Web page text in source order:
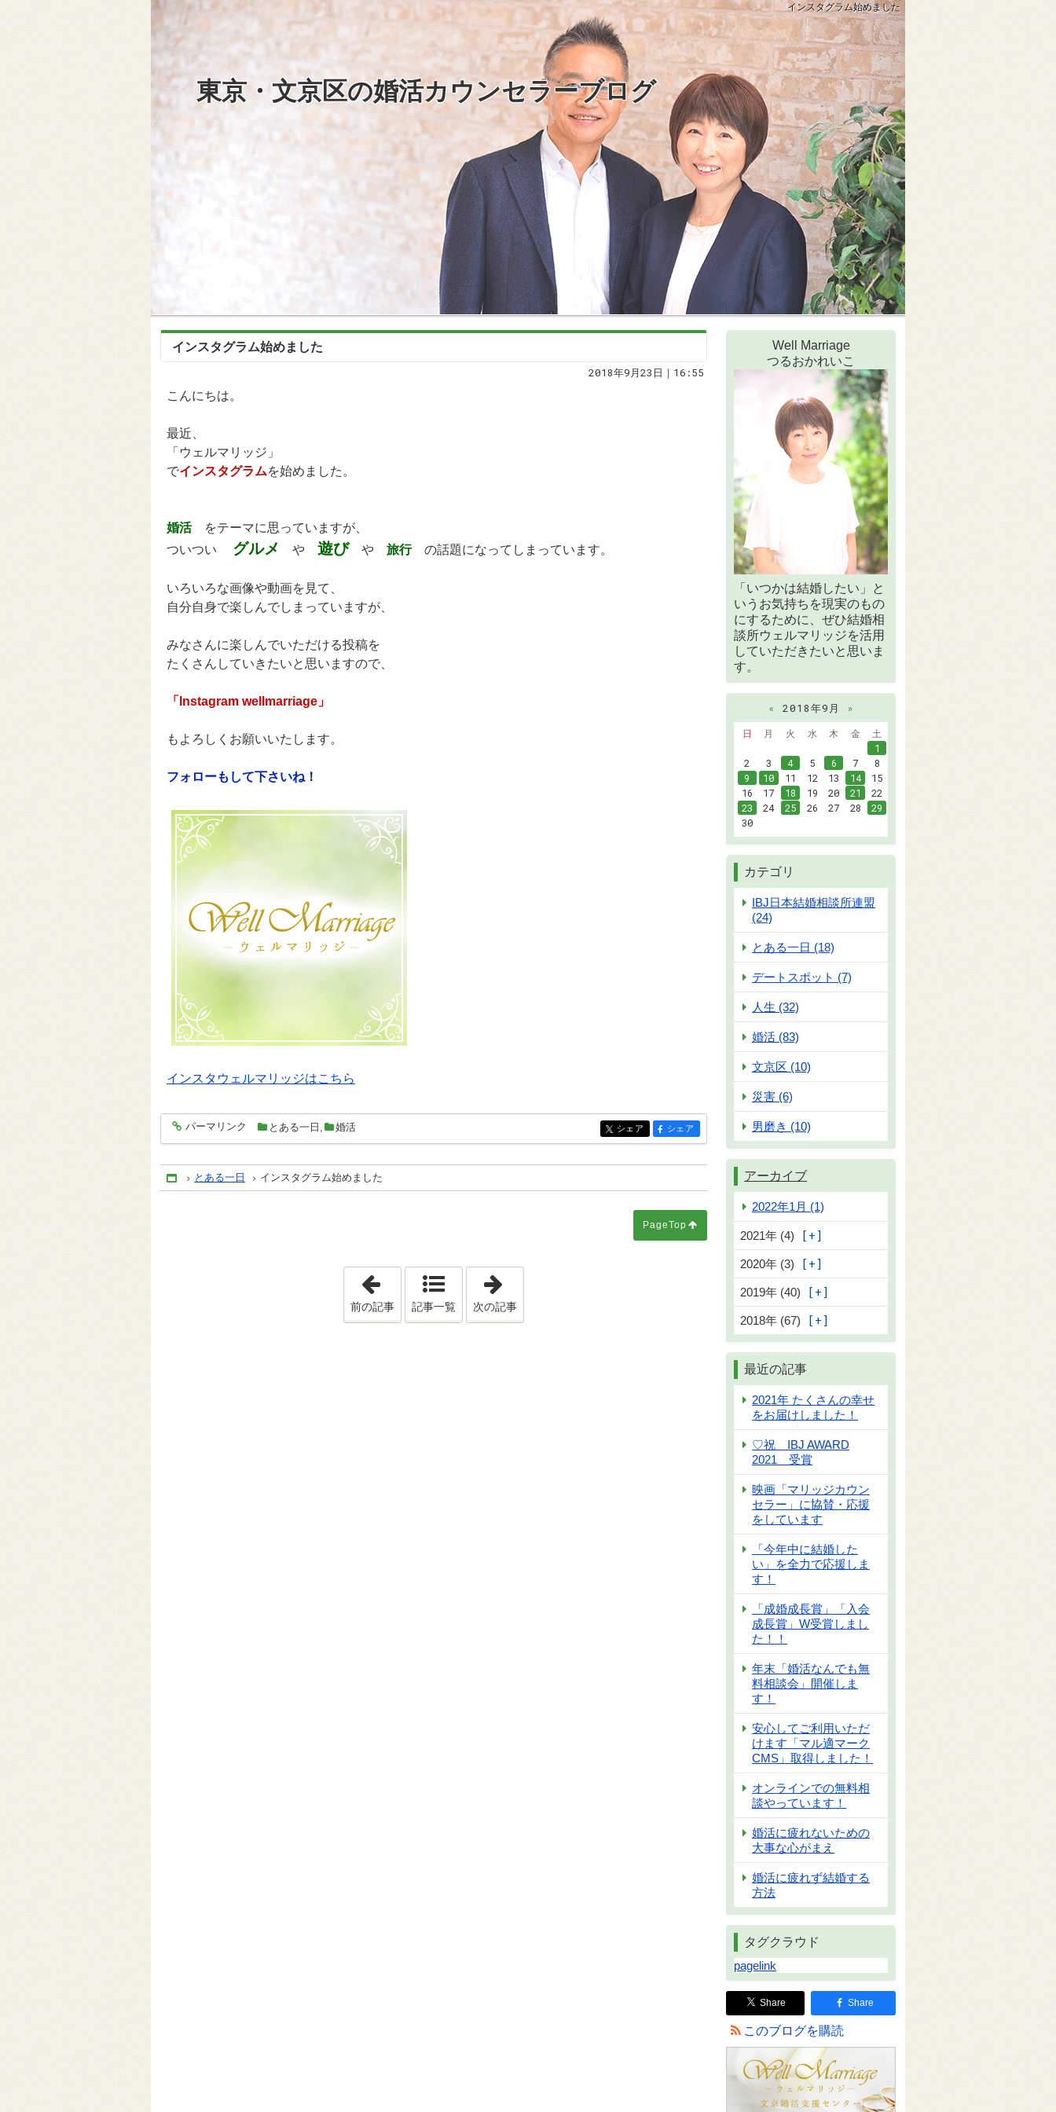
インスタグラム始めました
東京・文京区の婚活カウンセラーブログ
インスタグラム始めました
2018年9月23日｜16:55
こんにちは。
最近、
「ウェルマリッジ」
でインスタグラムを始めました。
婚活をテーマに思っていますが、
ついつい グルメ や 遊び や 旅行の話題になってしまっています。
いろいろな画像や動画を見て、
自分自身で楽しんでしまっていますが、
みなさんに楽しんでいただける投稿を
たくさんしていきたいと思いますので、
「Instagram wellmarriage」
もよろしくお願いいたします。
フォローもして下さいね！
インスタウェルマリッジはこちら
entry292
パーマリンク とある一日 婚活 entry292
シェア entry292
シェア
Home
とある一日 インスタグラム始めました
PageTop
「デートスポット文京Vol.３（秋の散策、六義園）」
前の記事 記事一覧
「結婚式を挙げた、綱町三井倶楽部に行ってきました」
次の記事
Well Marriage
つるおかれいこ
「いつかは結婚したい」と
いうお気持ちを現実のもの
にするために、ぜひ結婚相
談所ウェルマリッジを活用
していただきたいと思いま
す。
« 2018年9月
»
日
月 火 水 木 金
土
1
2
3 4 5 6 7
8
9
10 11 12 13 14
15
16
17 18 19 20 21
22
23
24 25 26 27 28
29
30
カテゴリ
IBJ日本結婚相談所連盟
(24)
とある一日 (18)
デートスポット (7)
人生 (32)
婚活 (83)
文京区 (10)
災害 (6)
男磨き (10)
アーカイブ
2022年1月 (1)
2021年 (4)
2020年 (3)
2019年 (40)
2018年 (67)
最近の記事
2021年 たくさんの幸せ
をお届けしました！
♡祝 IBJ AWARD
2021 受賞
映画「マリッジカウン
セラー」に協賛・応援
をしています
「今年中に結婚した
い」を全力で応援しま
す！
「成婚成長賞」「入会
成長賞」W受賞しまし
た！！
年末「婚活なんでも無
料相談会」開催しま
す！
安心してご利用いただ
けます「マル適マーク
CMS」取得しました！
オンラインでの無料相
談やっています！
婚活に疲れないための
大事な心がまえ
婚活に疲れず結婚する
方法
タグクラウド
pagelink
Share Share
このブログを購読